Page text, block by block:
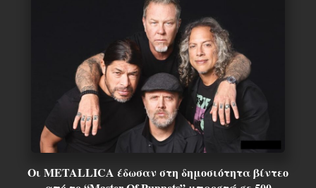
Οι METALLICA έδωσαν στη δημοσιότητα βίντεο